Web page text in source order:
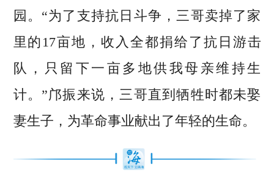
园。“为了支持抗日斗争，三哥卖掉了家
里的17亩地，收入全都捐给了抗日游击
队，只留下一亩多地供我母亲维持生
计。”邝振来说，三哥直到牺牲时都未娶
妻生子，为革命事业献出了年轻的生命。